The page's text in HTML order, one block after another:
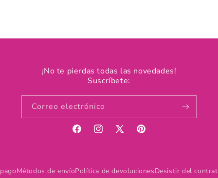
Métodos de envíoPolítica de devolucionesDesistir del
¡No te pierdas todas las novedades!
Suscríbete:
Correo electrónico
FacebookInstagram
X
Pinterest